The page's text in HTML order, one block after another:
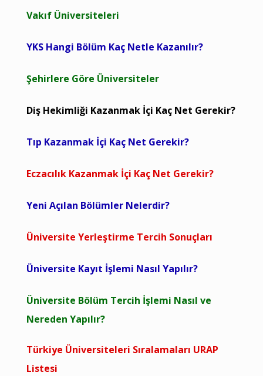
Vakıf Üniversiteleri
YKS Hangi Bölüm Kaç Netle Kazanılır?
Şehirlere Göre Üniversiteler
Diş Hekimliği Kazanmak İçi Kaç Net Gerekir?
Tıp Kazanmak İçi Kaç Net Gerekir?
Eczacılık Kazanmak İçi Kaç Net Gerekir?
Yeni Açılan Bölümler Nelerdir?
Üniversite Yerleştirme Tercih Sonuçları
Üniversite Kayıt İşlemi Nasıl Yapılır?
Üniversite Bölüm Tercih İşlemi Nasıl ve
Nereden Yapılır?
Türkiye Üniversiteleri Sıralamaları URAP
Listesi